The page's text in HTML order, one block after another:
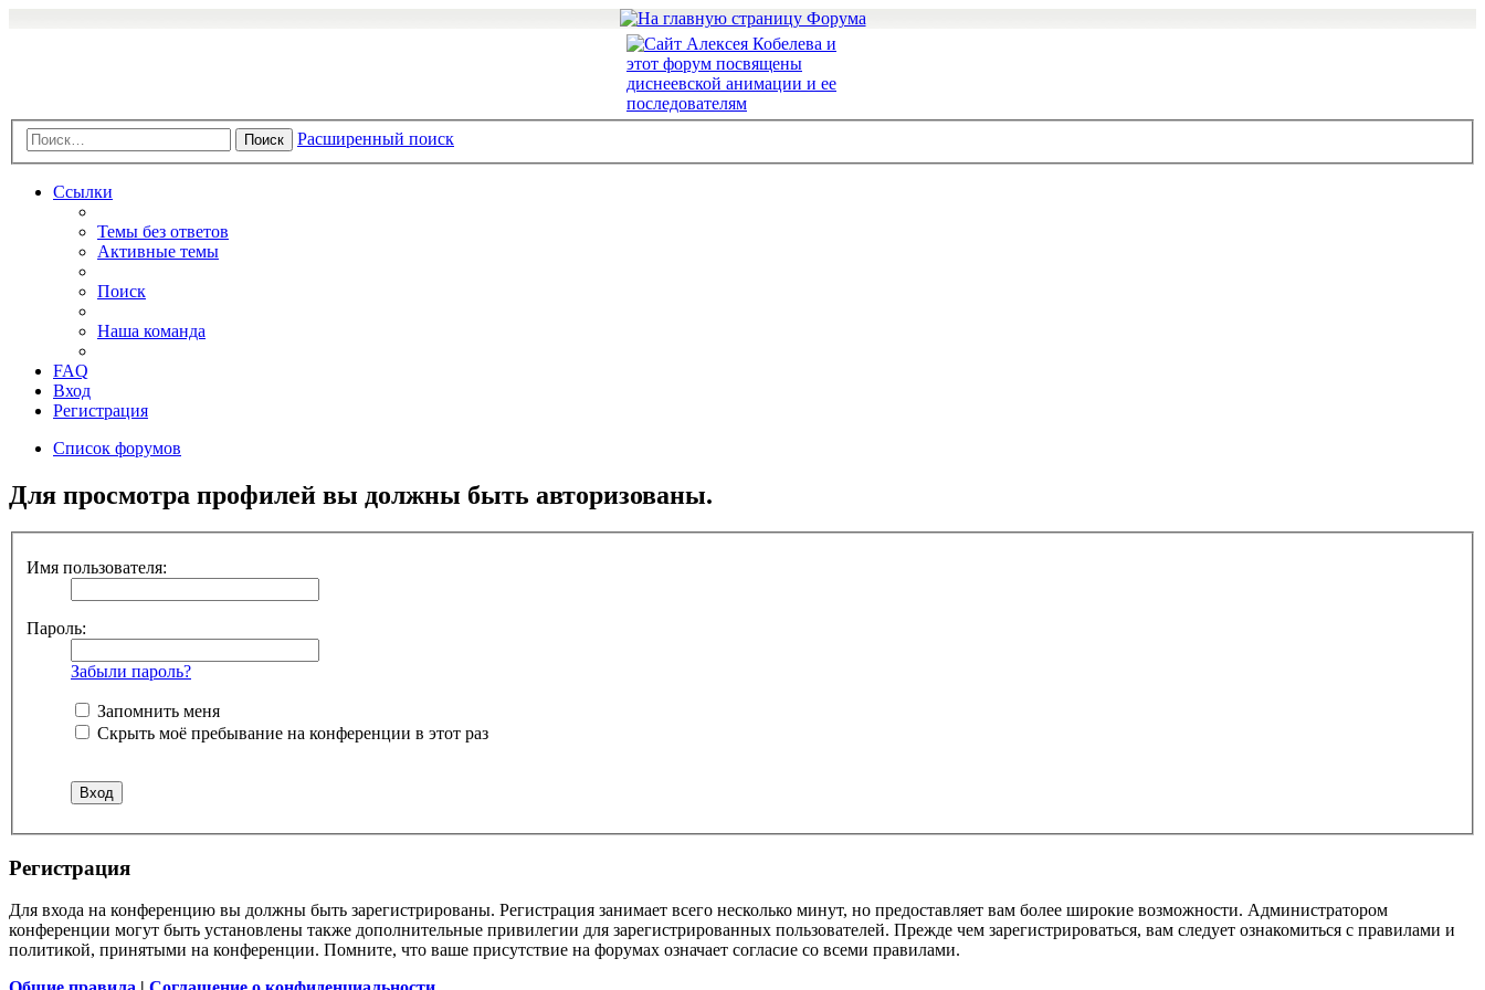
Поиск Расширенный поиск
Ссылки
Темы без ответов
Активные темы
Поиск
Наша команда
FAQ
Вход
Регистрация
Список форумов
Для просмотра профилей вы должны быть авторизованы.
Имя пользователя:
Пароль:
Забыли пароль?
Запомнить меня
Скрыть моё пребывание на конференции в этот раз
Регистрация
Для входа на конференцию вы должны быть зарегистрированы. Регистрация занимает всего несколько минут, но предоставляет вам более широкие возможности. Администратором
конференции могут быть установлены также дополнительные привилегии для зарегистрированных пользователей. Прежде чем зарегистрироваться, вам следует ознакомиться с правилами и
политикой, принятыми на конференции. Помните, что ваше присутствие на форумах означает согласие со всеми правилами.